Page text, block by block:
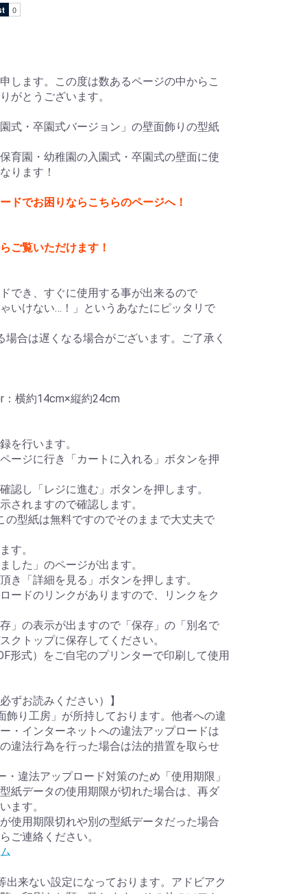
します。この度は数あるページの中からこ
がとうございます。
式・卒園式バージョン」の壁面飾りの型紙
育園・幼稚園の入園式・卒園式の壁面に使
ります！
ドでお困りならこちらのページへ！
ご覧いただけます！
でき、すぐに使用する事が出来るので
いけない…！」というあなたにピッタリで
合は遅くなる場合がございます。ご了承く
横約14cm×縦約24cm
を行います。
ージに行き「カートに入れる」ボタンを押
し「レジに進む」ボタンを押します。
されますので確認します。
の型紙は無料ですのでそのままで大丈夫で
す。
した」のページが出ます。
「詳細を見る」ボタンを押します。
ードのリンクがありますので、リンクをク
」の表示が出ますので「保存」の「別名で
クトップに保存してください。
形式）をご自宅のプリンターで印刷して使用
ずお読みください）】
飾り工房」が所持しております。他者への違
・インターネットへの違法アップロードは
違法行為を行った場合は法的措置を取らせ
違法アップロード対策のため「使用期限」
紙データの使用期限が切れた場合は、再ダ
ます。
使用期限切れや別の型紙データだった場合
ご連絡ください。
出来ない設定になっております。アドビアク